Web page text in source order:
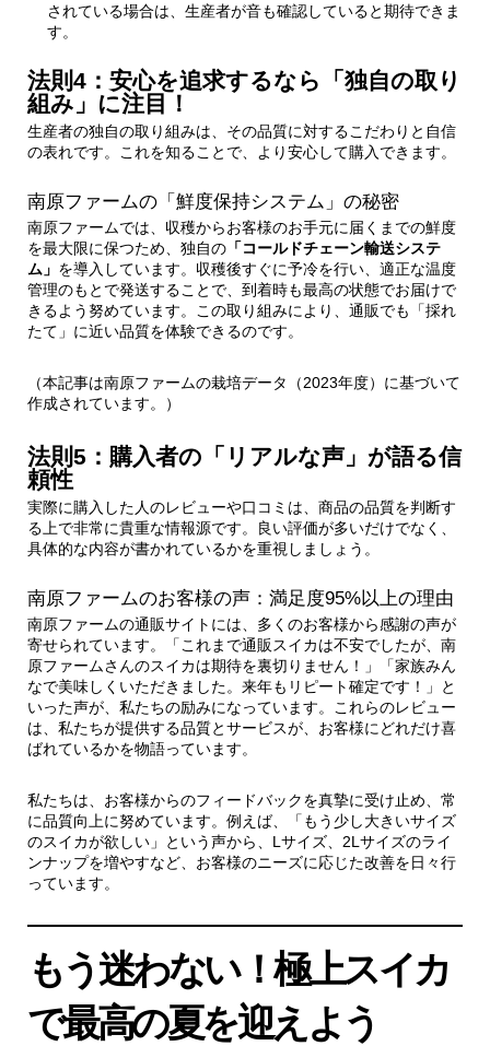
されている場合は、生産者が音も確認していると期待できま
す。
法則4：安心を追求するなら「独自の取り
組み」に注目！
生産者の独自の取り組みは、その品質に対するこだわりと自信
の表れです。これを知ることで、より安心して購入できます。
南原ファームの「鮮度保持システム」の秘密
南原ファームでは、収穫からお客様のお手元に届くまでの鮮度
を最大限に保つため、独自の「コールドチェーン輸送システ
ム」 を導入しています。収穫後すぐに予冷を行い、適正な温度
管理のもとで発送することで、到着時も最高の状態でお届けで
きるよう努めています。この取り組みにより、通販でも「採れ
たて」に近い品質を体験できるのです。
（本記事は南原ファームの栽培データ（2023年度）に基づいて
作成されています。）
法則5：購入者の「リアルな声」が語る信
頼性
実際に購入した人のレビューや口コミは、商品の品質を判断す
る上で非常に貴重な情報源です。良い評価が多いだけでなく、
具体的な内容が書かれているかを重視しましょう。
南原ファームのお客様の声：満足度95%以上の理由
南原ファームの通販サイトには、多くのお客様から感謝の声が
寄せられています。「これまで通販スイカは不安でしたが、南
原ファームさんのスイカは期待を裏切りません！」「家族みん
なで美味しくいただきました。来年もリピート確定です！」と
いった声が、私たちの励みになっています。これらのレビュー
は、私たちが提供する品質とサービスが、お客様にどれだけ喜
ばれているかを物語っています。
私たちは、お客様からのフィードバックを真摯に受け止め、常
に品質向上に努めています。例えば、「もう少し大きいサイズ
のスイカが欲しい」という声から、Lサイズ、2Lサイズのライ
ンナップを増やすなど、お客様のニーズに応じた改善を日々行
っています。
もう迷わない！極上スイカ
で最高の夏を迎えよう